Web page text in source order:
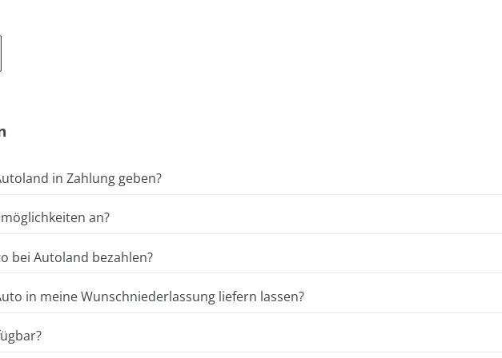
in Zahlung geben?
an?
bei Autoland bezahlen?
in meine Wunschniederlassung liefern lassen?